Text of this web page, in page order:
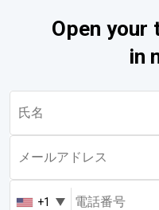
Open your
in
+1